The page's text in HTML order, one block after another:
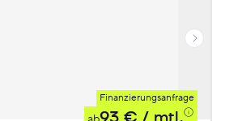
Finanzierungsanfrage